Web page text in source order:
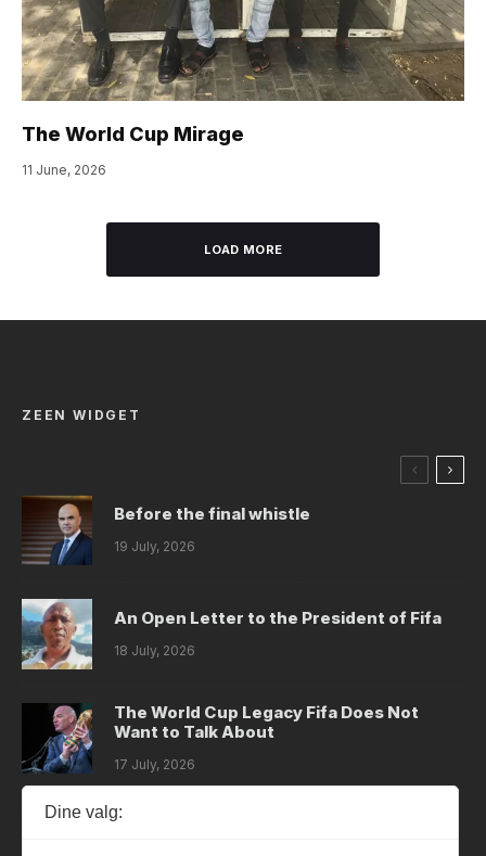
The World Cup Mirage
11 June, 2026
LOAD MORE
ZEEN WIDGET
Before the final whistle
19 July, 2026
An Open Letter to the President of Fifa
18 July, 2026
The World Cup Legacy Fifa Does Not
Want to Talk About
17 July, 2026
Dystopia
Dine valg: